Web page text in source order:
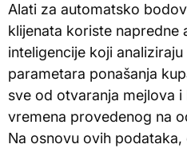
Alati za automatsko
klijenata koriste napredne
inteligencije koji
parametara ponašanja
sve od otvaranja mejlova
vremena provedenog na
Na osnovu ovih